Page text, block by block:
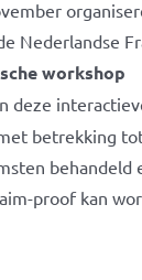
Nederlandse
workshop
deze
betrekking
behandeld
proof kan